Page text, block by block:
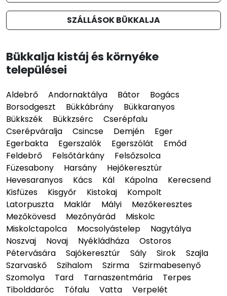
SZÁLLÁSOK BÜKKALJA
Bükkalja kistáj és környéke
települései
Aldebrő Andornaktálya Bátor
Bogács
Borsodgeszt
Bükkábrány
Bükkaranyos
Bükkszék
Bükkzsérc
Cserépfalu
Cserépváralja
Csincse Demjén
Eger
Egerbakta
Egerszalók Egerszólát
Emőd
Feldebrő
Felsőtárkány
Felsőzsolca
Füzesabony
Harsány
Hejőkeresztúr
Hevesaranyos
Kács Kál Kápolna
Kerecsend
Kisfüzes
Kisgyőr Kistokaj
Kompolt
Latorpuszta
Maklár Mályi
Mezőkeresztes
Mezőkövesd
Mezőnyárád
Miskolc
Miskolctapolca
Mocsolyástelep
Nagytálya
Noszvaj
Novaj Nyékládháza
Ostoros
Pétervására
Sajókeresztúr Sály Sirok
Szajla
Szarvaskő
Szihalom Szirma
Szirmabesenyő
Szomolya
Tard Tarnaszentmária
Terpes
Tibolddaróc
Tófalu Vatta Verpelét